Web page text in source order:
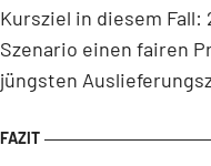
Kursziel in diesem Fall:
Szenario einen fairen
jüngsten